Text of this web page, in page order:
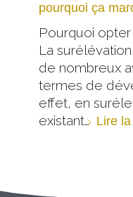
pourquoi ça
Pourquoi
La
de nombreux
termes de
effet, en
existant… Lire